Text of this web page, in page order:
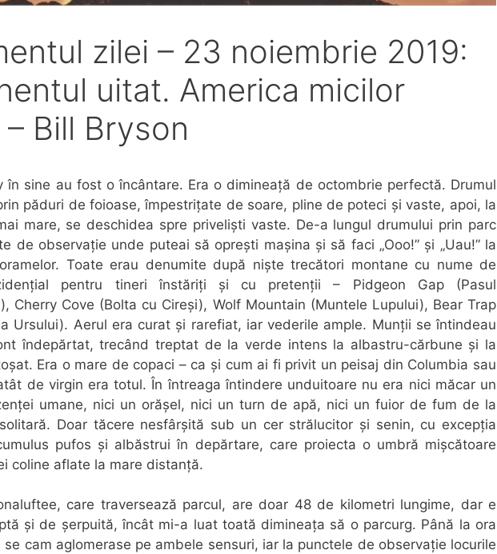
zilei – 23 noiembrie 2019:
uitat. America micilor
Bill Bryson
în sine au fost o încântare. Era o dimineață de octombrie perfectă. Drumul
păduri de foioase, împestrițate de soare, pline de poteci și vaste, apoi, la
mare, se deschidea spre priveliști vaste. De-a lungul drumului prin parc
de observație unde puteai să oprești mașina și să faci „Ooo!” și „Uau!” la
Toate erau denumite după niște trecători montane cu nume de
pentru tineri înstăriți și cu pretenții – Pidgeon Gap (Pasul
Cherry Cove (Bolta cu Cireși), Wolf Mountain (Muntele Lupului), Bear Trap
Ursului). Aerul era curat și rarefiat, iar vederile ample. Munții se întindeau
îndepărtat, trecând treptat de la verde intens la albastru-cărbune și la
Era o mare de copaci – ca și cum ai fi privit un peisaj din Columbia sau
de virgin era totul. În întreaga întindere unduitoare nu era nici măcar un
umane, nici un orășel, nici un turn de apă, nici un fuior de fum de la
Doar tăcere nesfârșită sub un cer strălucitor și senin, cu excepția
pufos și albăstrui în depărtare, care proiecta o umbră mișcătoare
coline aflate la mare distanță.
care traversează parcul, are doar 48 de kilometri lungime, dar e
și de șerpuită, încât mi-a luat toată dimineața să o parcurg. Până la ora
cam aglomerase pe ambele sensuri, iar la punctele de observație locurile